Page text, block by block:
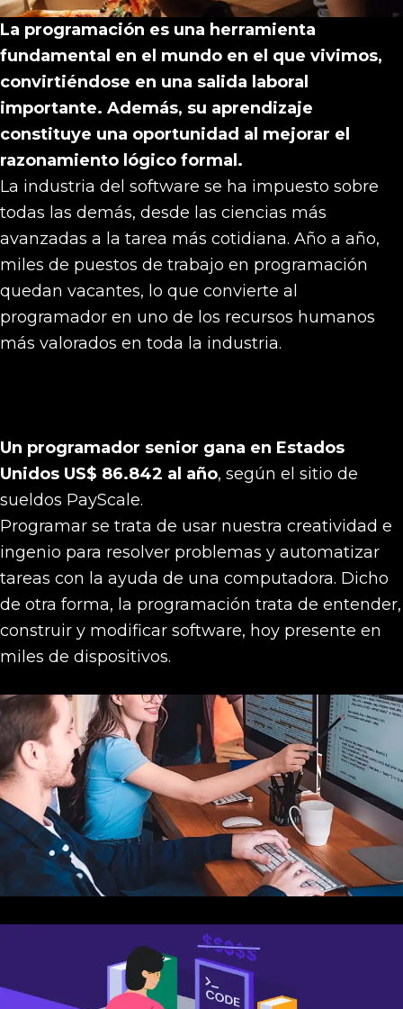
La programación es una herramienta
fundamental en el mundo en el que vivimos,
convirtiéndose en una salida laboral
importante. Además, su aprendizaje
constituye una oportunidad al mejorar el
razonamiento lógico formal.
La industria del software se ha impuesto sobre
todas las demás, desde las ciencias más
avanzadas a la tarea más cotidiana. Año a año,
miles de puestos de trabajo en programación
quedan vacantes, lo que convierte al
programador en uno de los recursos humanos
más valorados en toda la industria.
Un programador senior gana en Estados
Unidos US$ 86.842 al año, según el sitio de
sueldos PayScale.
Programar se trata de usar nuestra creatividad e
ingenio para resolver problemas y automatizar
tareas con la ayuda de una computadora. Dicho
de otra forma, la programación trata de entender,
construir y modificar software, hoy presente en
miles de dispositivos.